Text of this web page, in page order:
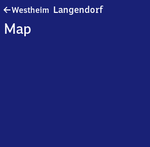
Westheim LangendorfWestheim-
Map